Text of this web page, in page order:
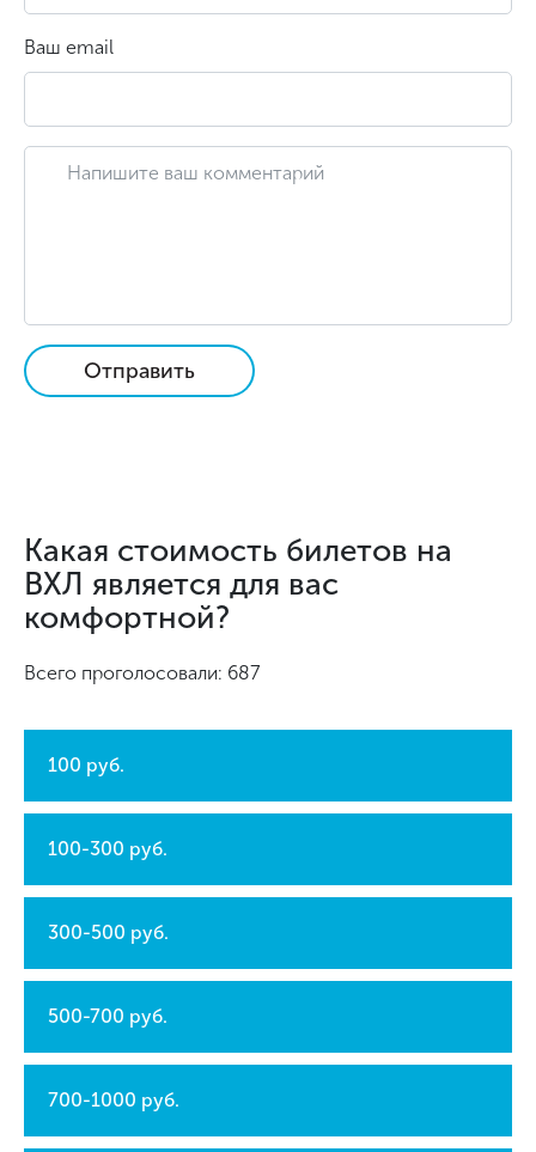
Ваш email
Отправить
Какая стоимость билетов на
ВХЛ является для вас
комфортной?
Всего проголосовали: 687
100 руб.
100-300 руб.
300-500 руб.
500-700 руб.
700-1000 руб.